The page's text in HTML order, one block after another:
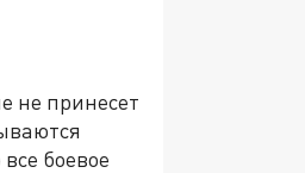
не принесет
боевое